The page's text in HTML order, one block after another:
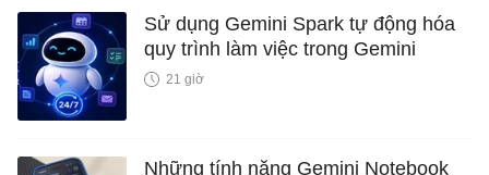
Sử dụng Gemini Spark tự động hóa
quy trình làm việc trong Gemini
21 giờ
Những tính năng Gemini Notebook